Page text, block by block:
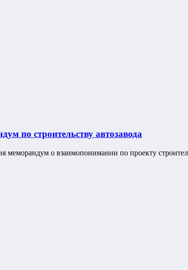
по строительству автозавода
о взаимопонимании по проекту